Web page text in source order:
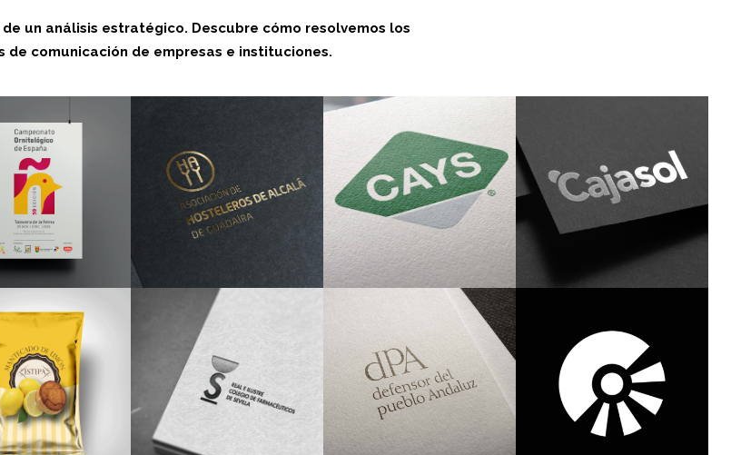
un análisis estratégico. Descubre cómo resolvemos los
de comunicación de empresas e instituciones.
Creatividad
Packaging
Diseño
Editorial
Creatividad
Gráfica
Branding
Branding Arquitectura
Packaging Branding Branding
Creatividad
Gráfica Branding